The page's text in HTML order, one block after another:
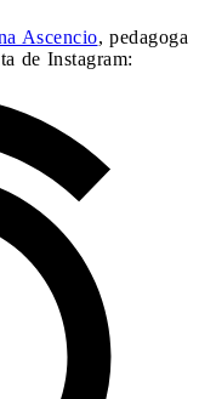
Ascencio, pedagoga
de Instagram: